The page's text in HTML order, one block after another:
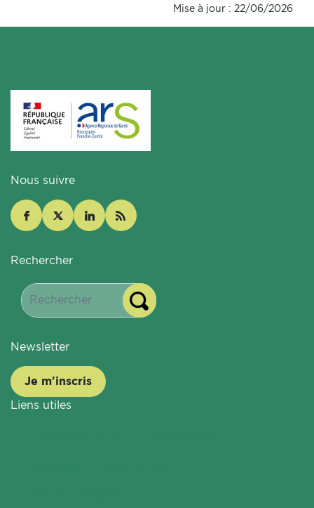
Mise à jour : 22/06/2026
Nous suivre
Rechercher
Newsletter
Je m'inscris
Liens utiles